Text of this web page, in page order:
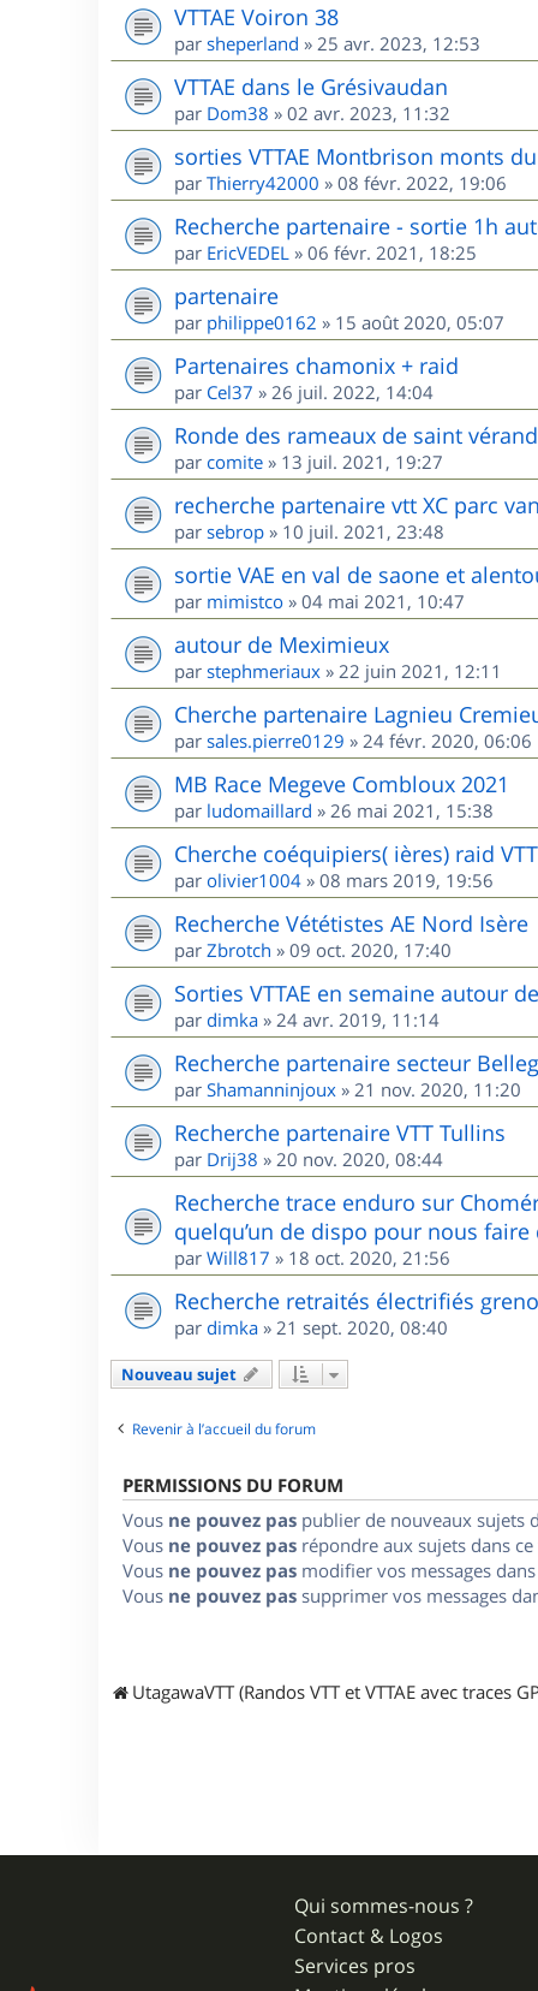
VTTAE Voiron 38
par sheperland » 25 avr. 2023, 12:53
VTTAE dans le Grésivaudan
par Dom38 » 02 avr. 2023, 11:32
sorties VTTAE Montbrison monts du
par Thierry42000 » 08 févr. 2022, 19:06
Recherche partenaire - sortie 1h
par EricVEDEL » 06 févr. 2021, 18:25
partenaire
par philippe0162 » 15 août 2020, 05:07
Partenaires chamonix + raid
par Cel37 » 26 juil. 2022, 14:04
Ronde des rameaux de saint
par comite » 13 juil. 2021, 19:27
recherche partenaire vtt XC parc
par sebrop » 10 juil. 2021, 23:48
sortie VAE en val de saone et
par mimistco » 04 mai 2021, 10:47
autour de Meximieux
par stephmeriaux » 22 juin 2021, 12:11
Cherche partenaire Lagnieu
par sales.pierre0129 » 24 févr. 2020, 06:06
MB Race Megeve Combloux 2021
par ludomaillard » 26 mai 2021, 15:38
Cherche coéquipiers( ières) raid
par olivier1004 » 08 mars 2019, 19:56
Recherche Vététistes AE Nord Isère
par Zbrotch » 09 oct. 2020, 17:40
Sorties VTTAE en semaine autour
par dimka » 24 avr. 2019, 11:14
Recherche partenaire secteur
par Shamanninjoux » 21 nov. 2020, 11:20
Recherche partenaire VTT Tullins
par Drij38 » 20 nov. 2020, 08:44
Recherche trace enduro sur
quelqu’un de dispo pour nous
par Will817 » 18 oct. 2020, 21:56
Recherche retraités électrifiés
par dimka » 21 sept. 2020, 08:40
Nouveau sujet
Revenir à l’accueil du forum
PERMISSIONS DU FORUM
Vous ne pouvez pas publier de nouveaux sujets
Vous ne pouvez pas répondre aux sujets dans
Vous ne pouvez pas modifier vos messages
Vous ne pouvez pas supprimer vos messages
UtagawaVTT (Randos VTT et VTTAE avec traces
Qui sommes-nous ?
Contact & Logos
Services pros